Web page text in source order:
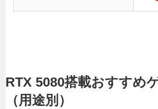
RTX 5080搭載おすすめ
（用途別）